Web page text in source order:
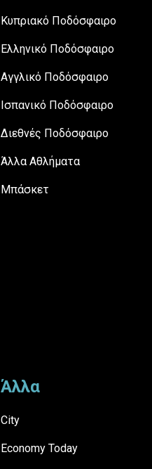
Κυπριακό Ποδόσφαιρο
Ελληνικό Ποδόσφαιρο
Αγγλικό Ποδόσφαιρο
Ισπανικό Ποδόσφαιρο
Διεθνές Ποδόσφαιρο
Άλλα Αθλήματα
Μπάσκετ
Άλλα
City
Economy Today